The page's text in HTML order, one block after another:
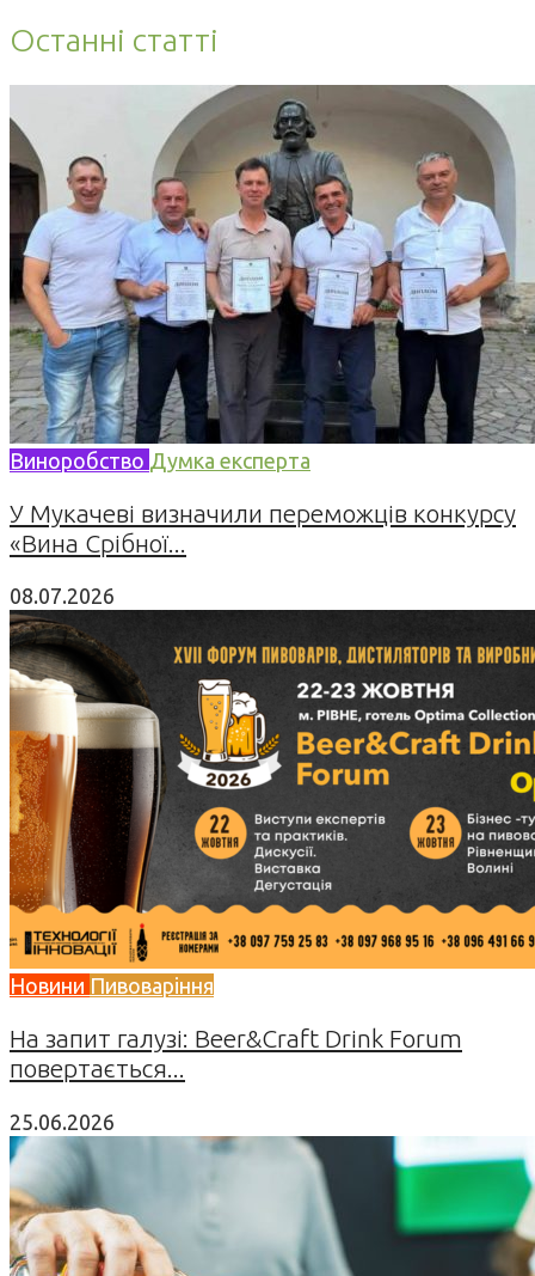
Останні статті
Виноробство Думка експерта
У Мукачеві визначили переможців конкурсу
«Вина Срібної...
08.07.2026
Новини Пивоваріння
На запит галузі: Beer&Craft Drink Forum
повертається...
25.06.2026